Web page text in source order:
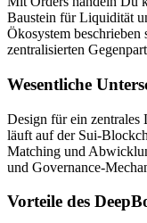
Baustein für Liquidität
Ökosystem
zentralisierten
Wesentliche
Design für ein zentrales
läuft auf der Sui-
Matching und
und Governance-
Vorteile des